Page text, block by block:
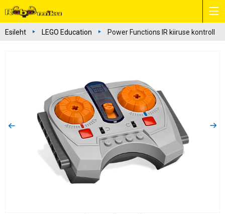
Esileht LEGO Education Power Functions IR kiiruse kontroll